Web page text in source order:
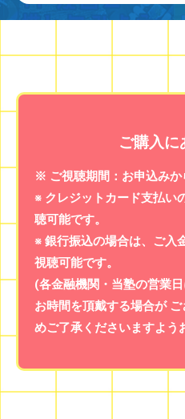
ご購入に
※ ご視聴期間：お申込みか
※ クレジットカード支払い
聴可能です。
※ 銀行振込の場合は、ご入
視聴可能です。
(各金融機関・当塾の営業
お時間を頂戴する場合が
めご了承くださいますよう